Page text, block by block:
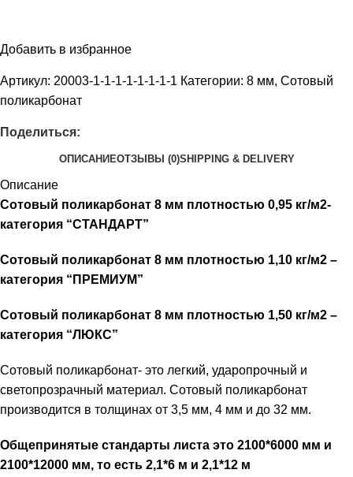
Добавить в избранное
Артикул: 20003-1-1-1-1-1-1-1-1 Категории: 8 мм, Сотовый
поликарбонат
Поделиться:
ОПИСАНИЕОТЗЫВЫ (0)SHIPPING & DELIVERY
Описание
Сотовый поликарбонат 8 мм плотностью 0,95 кг/м2-
категория “СТАНДАРТ”
Сотовый поликарбонат 8 мм плотностью 1,10 кг/м2 –
категория “ПРЕМИУМ”
Сотовый поликарбонат 8 мм плотностью 1,50 кг/м2 –
категория “ЛЮКС”
Сотовый поликарбонат- это легкий, ударопрочный и
светопрозрачный материал. Сотовый поликарбонат
производится в толщинах от 3,5 мм, 4 мм и до 32 мм.
Общепринятые стандарты листа это 2100*6000 мм и
2100*12000 мм, то есть 2,1*6 м и 2,1*12 м